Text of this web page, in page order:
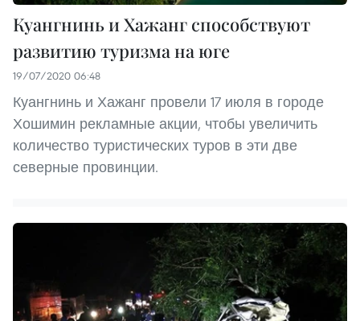
Куангнинь и Хажанг способствуют
развитию туризма на юге
19/07/2020 06:48
Куангнинь и Хажанг провели 17 июля в городе
Хошимин рекламные акции, чтобы увеличить
количество туристических туров в эти две
северные провинции.